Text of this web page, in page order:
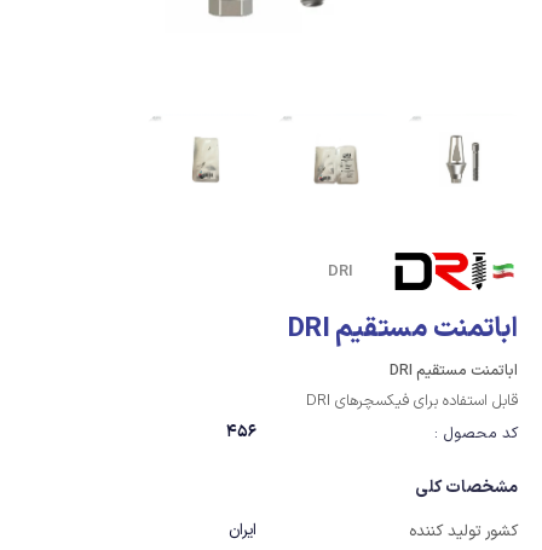
DRI
اباتمنت مستقیم DRI
اباتمنت مستقیم DRI
قابل استفاده برای فیکسچرهای DRI
کد محصول :
456
مشخصات کلی
کشور تولید کننده
ایران